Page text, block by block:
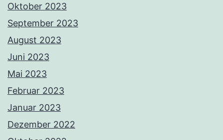
Oktober 2023
September 2023
August 2023
Juni 2023
Mai 2023
Februar 2023
Januar 2023
Dezember 2022